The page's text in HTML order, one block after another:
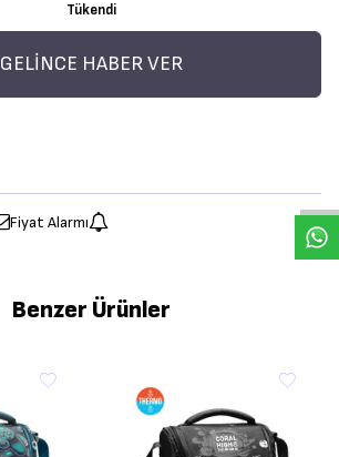
Tükendi
GELINCE HABER VER
Fiyat Alarmı
Benzer Ürünler